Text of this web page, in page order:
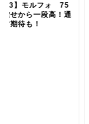
】モルフォ 75
乗せから一段高！通
方期待も！